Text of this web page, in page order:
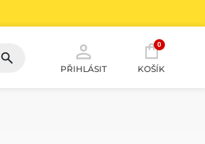
PŘIHLÁSIT
0
KOŠÍK